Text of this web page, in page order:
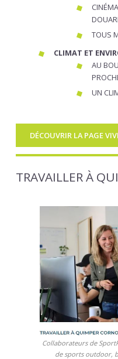
TOUS
CLIMAT ET
AU
UN
DÉCOUVRIR LA PAGE
TRAVAILLER À
Collaborateurs de
de sports outdoor,